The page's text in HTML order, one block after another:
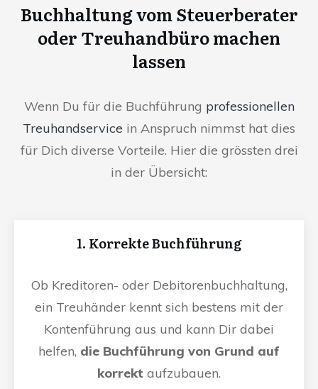
Buchhaltung vom Steuerberater
oder Treuhandbüro machen
lassen
Wenn Du für die Buchführung professionellen
Treuhandservice in Anspruch nimmst hat dies
für Dich diverse Vorteile. Hier die grössten drei
in der Übersicht:
1. Korrekte Buchführung
Ob Kreditoren- oder Debitorenbuchhaltung,
ein Treuhänder kennt sich bestens mit der
Kontenführung aus und kann Dir dabei
helfen, die Buchführung von Grund auf
korrekt aufzubauen.